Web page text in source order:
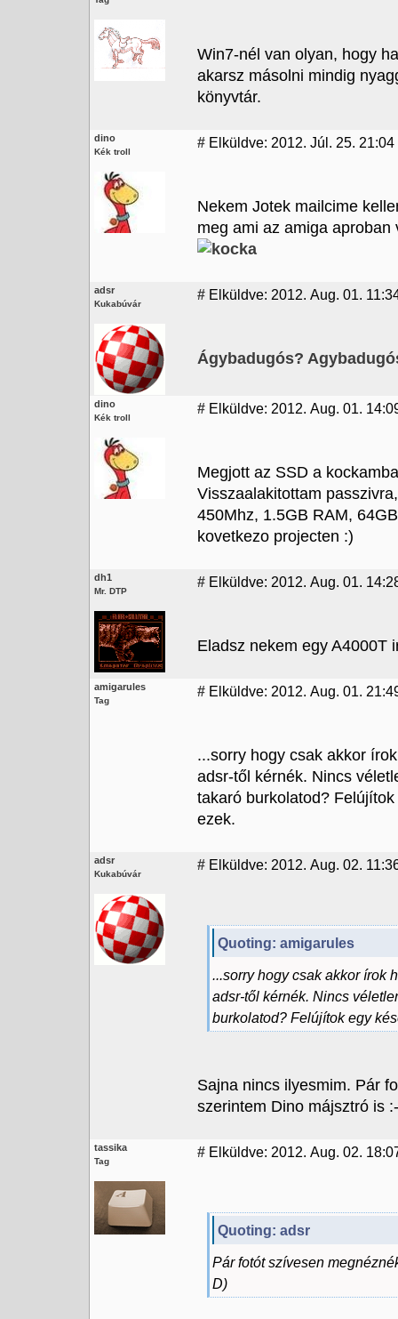
Win7-nél van olyan, hogy
akarsz másolni mindig
könyvtár.
dino
Kék troll
# Elküldve: 2012. Júl. 25.
Nekem Jotek mailcime
meg ami az amiga aproban
adsr
Kukabúvár
# Elküldve: 2012. Aug. 01.
Ágybadugós?
dino
Kék troll
# Elküldve: 2012. Aug. 01.
Megjott az SSD a
Visszaalakitottam
450Mhz, 1.5GB RAM,
kovetkezo projecten :)
dh1
Mr. DTP
# Elküldve: 2012. Aug. 01.
Eladsz nekem egy A4000T
amigarules
Tag
# Elküldve: 2012. Aug. 01.
...sorry hogy csak akkor
adsr-től kérnék. Nincs
takaró burkolatod?
ezek.
adsr
Kukabúvár
# Elküldve: 2012. Aug. 02.
Quoting: amigarules
...sorry hogy csak akkor írok
adsr-től kérnék. Nincs
burkolatod? Felújítok egy
Sajna nincs ilyesmim. Pár
szerintem Dino májsztró is
tassika
Tag
# Elküldve: 2012. Aug. 02.
Quoting: adsr
Pár fotót szívesen
D)